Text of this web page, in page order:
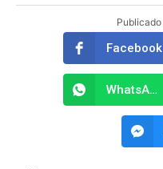
Publicado
Facebook
WhatsApp